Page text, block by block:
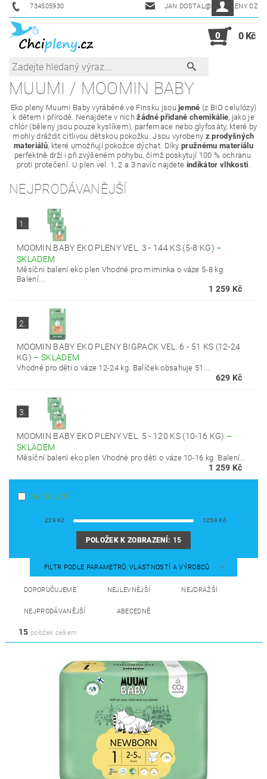
734505930 JAN.DOSTAL@CHCIPLENY.CZ
0 0 Kč
MUUMI / MOOMIN BABY
Eko pleny Muumi Baby vyráběné ve Finsku jsoujemné (z BIO celulózy)
k dětem i přírodě. Nenajdete v nichžádné přidané chemikálie, jako je
chlór (běleny jsou pouze kyslíkem), parfemace nebo glyfosáty, které by
mohly dráždit citlivou dětskou pokožku. Jsou vyrobeny z prodyšných
materiálů, které umožňují pokožce dýchat. Díkypružnému materiálu
perfektně drží i při zvýšeném pohybu, čímž poskytují 100 % ochranu
proti protečení. U plen vel. 1, 2 a 3 navíc najdete indikátor vlhkosti.
NEJPRODÁVANĚJŠÍ
1.
MOOMIN BABY EKO PLENY VEL. 3 - 144 KS (5-8 KG) –
SKLADEM
Měsíční balení eko plen Vhodné pro miminka o váze 5-8 kg.
Balení...
1 259 Kč
2.
MOOMIN BABY EKO PLENY BIGPACK VEL. 6 - 51 KS (12-24
KG) –SKLADEM
Vhodné pro děti o váze 12-24 kg. Balíček obsahuje 51...
629 Kč
3.
MOOMIN BABY EKO PLENY VEL. 5 - 120 KS (10-16 KG) –
SKLADEM
Měsíční balení eko plen Vhodné pro děti o váze 10-16 kg. Balení...
1 259 Kč
NA SKLADĚ
229 Kč 1259 Kč
POLOŽEK K ZOBRAZENÍ: 15
FILTR PODLE PARAMETRŮ, VLASTNOSTÍ A VÝROBCŮ
DOPORUČUJEME NEJLEVNĚJŠÍ NEJDRAŽŠÍ
NEJPRODÁVANĚJŠÍ ABECEDNĚ
15 položek celkem